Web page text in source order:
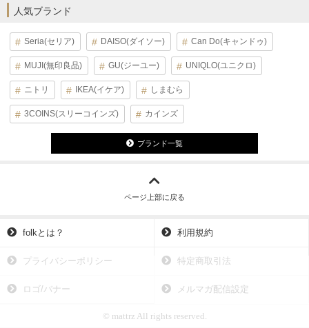
人気ブランド
Seria(セリア) DAISO(ダイソー) Can Do(キャンドゥ)
MUJI(無印良品) GU(ジーユー) UNIQLO(ユニクロ)
ニトリ IKEA(イケア) しまむら
3COINS(スリーコインズ) カインズ
ブランド一覧
ページ上部に戻る
folkとは？ 利用規約
プライバシーポリシー 特定商取引法
ロゴ/バナー メルマガ配信設定
© mattrz All rights reserved.